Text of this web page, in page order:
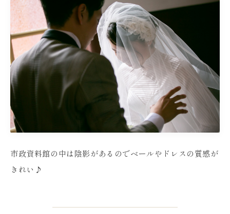
市政資料館の中は陰影があるのでベールやドレスの質感が
きれい♪